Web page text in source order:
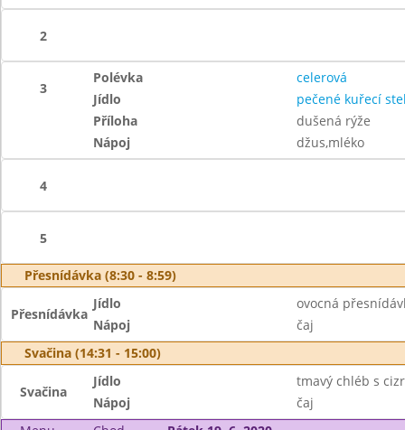
2
3
Polévka
celerová
Jídlo
pečené kuřecí
Příloha
dušená rýže
Nápoj
džus,mléko
4
5
Přesnídávka (8:30 - 8:59)
Přesnídávka
Jídlo
ovocná
Nápoj
čaj
Svačina (14:31 - 15:00)
Svačina
Jídlo
tmavý chléb s
Nápoj
čaj